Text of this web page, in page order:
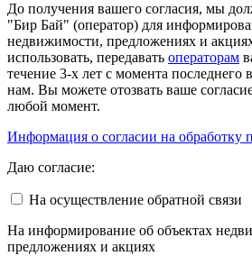
До получения вашего согласия, мы
"Бир Бай" (оператор) для
недвижимости, предложениях и
использовать, передавать операторам
течение 3-х лет с момента последнего
нам. Вы можете отозвать ваше
любой момент.
Информация о согласии на обработку
Даю согласие:
На осуществление обратной связи
На информирование об объектах
предложениях и акциях